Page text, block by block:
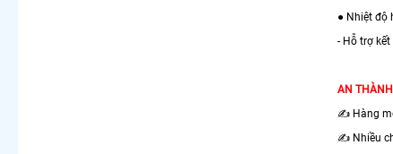
● Nhiệt độ
- Hỗ trợ kết
AN
✍️ Hàng
✍️ Nhiều